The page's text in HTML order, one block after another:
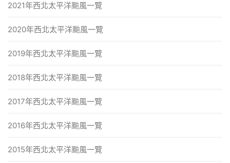
2021年西北太平洋颱風一覽
2020年西北太平洋颱風一覽
2019年西北太平洋颱風一覽
2018年西北太平洋颱風一覽
2017年西北太平洋颱風一覽
2016年西北太平洋颱風一覽
2015年西北太平洋颱風一覽